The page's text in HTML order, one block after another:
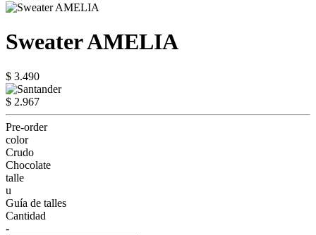
Sweater AMELIA
$ 3.490
$ 2.967
Pre-order
color
Crudo
Chocolate
talle
u
Guía de talles
Cantidad
-